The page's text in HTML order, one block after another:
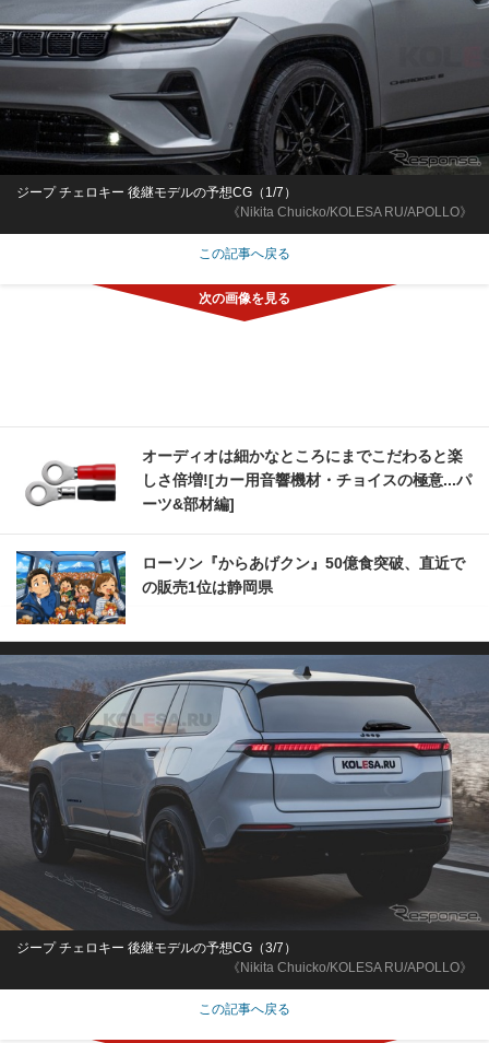
《Nikita Chuicko/KOLESA RU/APOLLO》
ジープ チェロキー 後継モデルの予想CG（1/7）
この記事へ戻る
オーディオは細かなところにまでこだわると楽
しさ倍増![カー用音響機材・チョイスの極意...パ
ーツ&部材編]
ローソン『からあげクン』50億食突破、直近で
の販売1位は静岡県
《Nikita Chuicko/KOLESA RU/APOLLO》
ジープ チェロキー 後継モデルの予想CG（3/7）
この記事へ戻る